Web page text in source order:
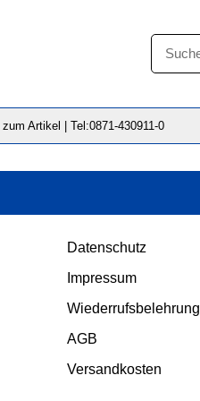
Artikel | Tel:0871-430911-0
Datenschutz
Impressum
Wiederrufsbelehrung
AGB
Versandkosten